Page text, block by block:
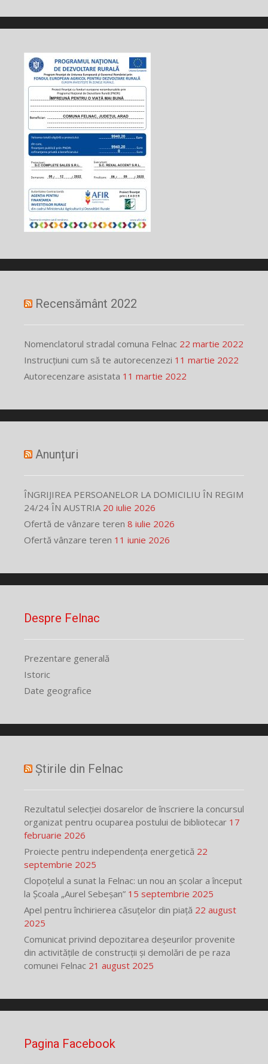
Recensământ 2022
Nomenclatorul stradal comuna Felnac 22 martie 2022
Instrucțiuni cum să te autorecenzezi 11 martie 2022
Autorecenzare asistata 11 martie 2022
Anunțuri
ÎNGRIJIREA PERSOANELOR LA DOMICILIU ÎN REGIM
24/24 ÎN AUSTRIA 20 iulie 2026
Ofertă de vânzare teren 8 iulie 2026
Ofertă vânzare teren 11 iunie 2026
Despre Felnac
Prezentare generală
Istoric
Date geografice
Știrile din Felnac
Rezultatul selecției dosarelor de înscriere la concursul
organizat pentru ocuparea postului de bibliotecar 17
februarie 2026
Proiecte pentru independența energetică 22
septembrie 2025
Clopoțelul a sunat la Felnac: un nou an școlar a început
la Școala „Aurel Sebeșan” 15 septembrie 2025
Apel pentru închirierea căsuțelor din piață 22 august
2025
Comunicat privind depozitarea deșeurilor provenite
din activitățile de construcții și demolări de pe raza
comunei Felnac 21 august 2025
Pagina Facebook